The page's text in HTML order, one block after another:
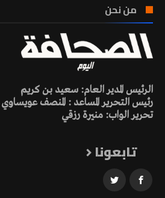
من نحن
الرئيس المدير العام: سعيد بن كريم
رئيس التحرير المساعد : المنصف عويساوي
تحرير الواب: منيرة رزقي
تابعونا